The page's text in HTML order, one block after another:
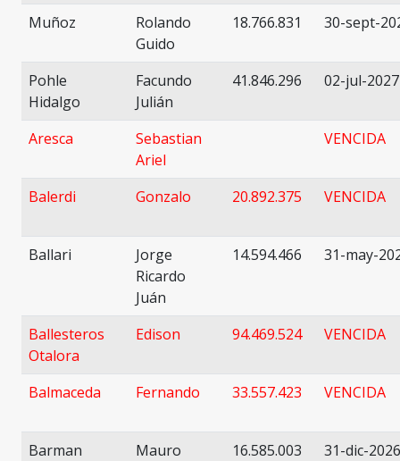
Muñoz
Rolando
Guido
18.766.831 30-sept-
Pohle
Hidalgo
Facundo
Julián
41.846.296 02-jul-2027
Aresca
Sebastian
Ariel
VENCIDA
Balerdi Gonzalo 20.892.375 VENCIDA
Ballari
Jorge
Ricardo
Juán
14.594.466 31-may-
Ballesteros
Otalora
Edison 94.469.524 VENCIDA
Balmaceda Fernando 33.557.423 VENCIDA
Barman
Mauro
16.585.003 31-dic-2026